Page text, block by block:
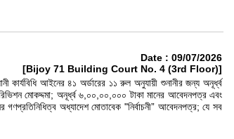
Date : 09/07/2026
[Bijoy 71 Building Court No. 4 (3rd Floor)]
আইনের ৪১ অর্ডারের ১১ রুল অনুযায়ী শুনানীর জন্য অনূর্ধ্ব
মোকদ্দমা; অনূর্ধ্ব ৬,০০,০০,০০০ টাকা মানের আবেদনপত্র এবং
অধ্যাদেশ মোতাবেক "নির্বাচনী” আবেদনপত্র; যে সব